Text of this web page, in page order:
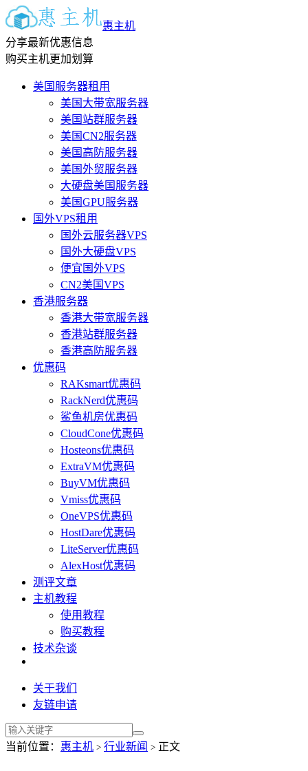
惠主机
分享最新优惠信息
购买主机更加划算
美国服务器租用
美国大带宽服务器
美国站群服务器
美国CN2服务器
美国高防服务器
美国外贸服务器
大硬盘美国服务器
美国GPU服务器
国外VPS租用
国外云服务器VPS
国外大硬盘VPS
便宜国外VPS
CN2美国VPS
香港服务器
香港大带宽服务器
香港站群服务器
香港高防服务器
优惠码
RAKsmart优惠码
RackNerd优惠码
鲨鱼机房优惠码
CloudCone优惠码
Hosteons优惠码
ExtraVM优惠码
BuyVM优惠码
Vmiss优惠码
OneVPS优惠码
HostDare优惠码
LiteServer优惠码
AlexHost优惠码
测评文章
主机教程
使用教程
购买教程
技术杂谈
关于我们
友链申请
当前位置： 惠主机 > 行业新闻 > 正文